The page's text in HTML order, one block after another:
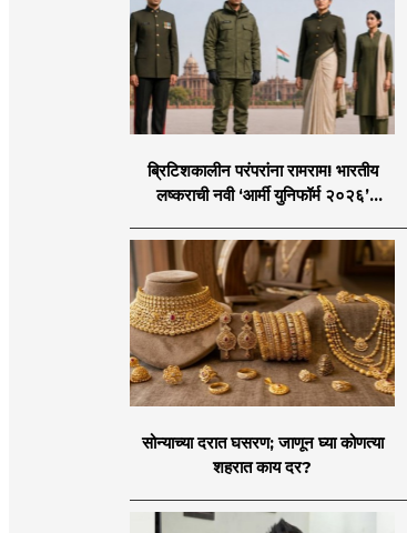
ब्रिटिशकालीन परंपरांना रामराम! भारतीय
लष्कराची नवी ‘आर्मी युनिफॉर्म २०२६’
सोन्याच्या दरात घसरण; जाणून घ्या कोणत्या
शहरात काय दर?